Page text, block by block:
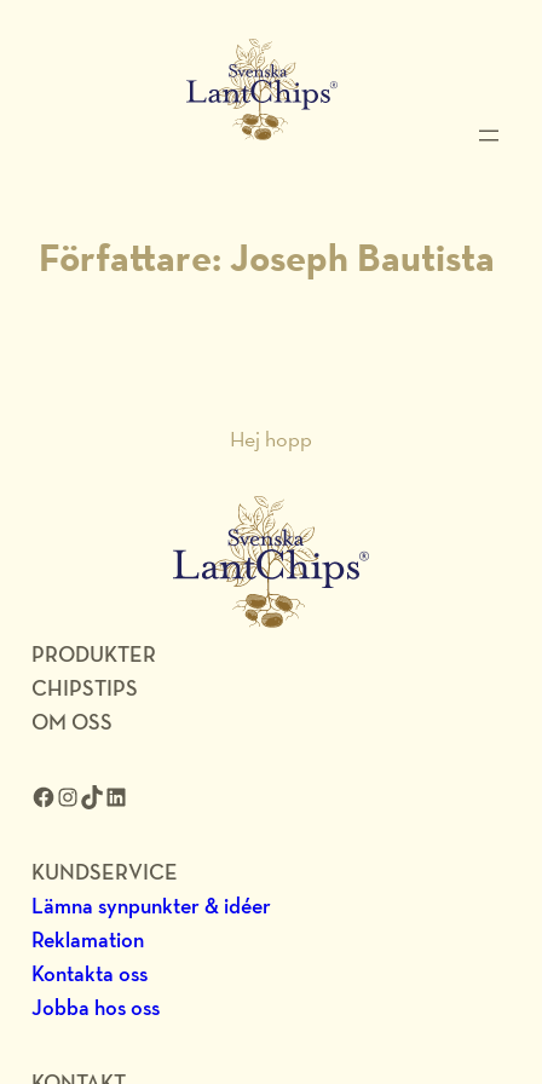
Författare: Joseph Bautista
Hej hopp
PRODUKTER
CHIPSTIPS
OM OSS
Facebook Instagram TikTok LinkedIn
KUNDSERVICE
Lämna synpunkter & idéer
Reklamation
Kontakta oss
Jobba hos oss